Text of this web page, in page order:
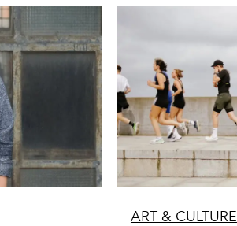
ART & CULTURE